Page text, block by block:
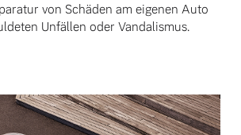
von Schäden am eigenen Auto
Unfällen oder Vandalismus.